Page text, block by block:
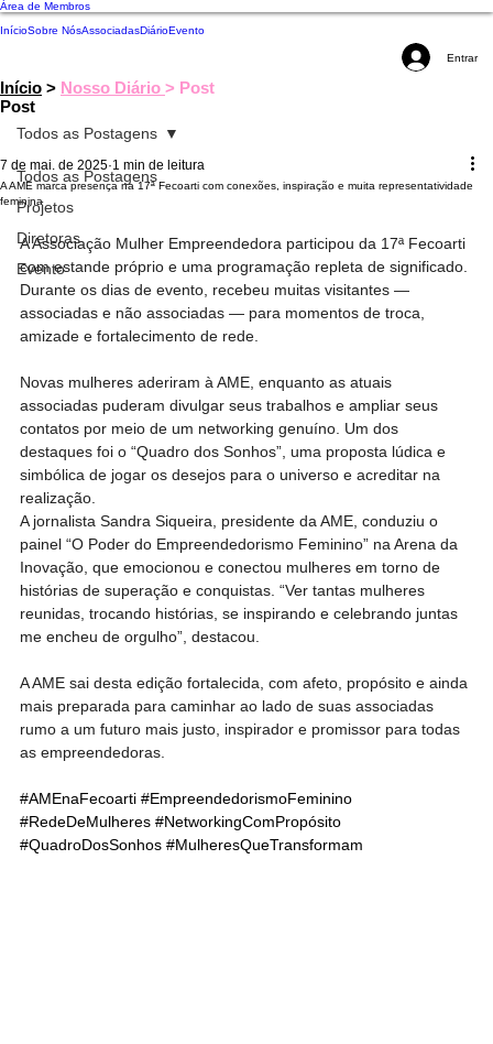
Área de Membros
InícioSobre NósAssociadasDiárioEvento
Entrar
Início > Nosso Diário > Post
Post
Todos as Postagens
Projetos
Diretoras
Evento
Todos as Postagens
A AME marca presença na 17ª Fecoarti com conexões, inspiração e muita representatividade
feminina
7 de mai. de 2025 1 min de leitura
A Associação Mulher Empreendedora participou da 17ª Fecoarti
com estande próprio e uma programação repleta de significado.
Durante os dias de evento, recebeu muitas visitantes —
associadas e não associadas — para momentos de troca,
amizade e fortalecimento de rede.
Novas mulheres aderiram à AME, enquanto as atuais
associadas puderam divulgar seus trabalhos e ampliar seus
contatos por meio de um networking genuíno. Um dos
destaques foi o “Quadro dos Sonhos”, uma proposta lúdica e
simbólica de jogar os desejos para o universo e acreditar na
realização.
A jornalista Sandra Siqueira, presidente da AME, conduziu o
painel “O Poder do Empreendedorismo Feminino” na Arena da
Inovação, que emocionou e conectou mulheres em torno de
histórias de superação e conquistas. “Ver tantas mulheres
reunidas, trocando histórias, se inspirando e celebrando juntas
me encheu de orgulho”, destacou.
A AME sai desta edição fortalecida, com afeto, propósito e ainda
mais preparada para caminhar ao lado de suas associadas
rumo a um futuro mais justo, inspirador e promissor para todas
as empreendedoras.
#AMEnaFecoarti #EmpreendedorismoFeminino
#RedeDeMulheres #NetworkingComPropósito
#QuadroDosSonhos #MulheresQueTransformam